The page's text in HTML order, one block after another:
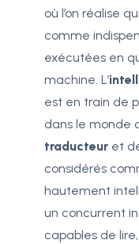
où l’on réalise
comme
exécutées en
machine. L’
est en train de
dans le monde
traducteur et
considérés
hautement
un concurrent
capables de